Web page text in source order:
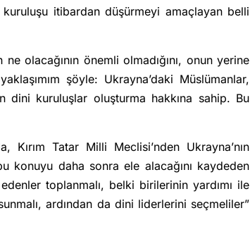
itibardan düşürmeyi amaçlayan belli
olacağının önemli olmadığını, onun yerine
şöyle: Ukrayna’daki Müslümanlar,
dini kuruluşlar oluşturma hakkına sahip. Bu
Kırım Tatar Milli Meclisi’nden Ukrayna’nın
konuyu daha sonra ele alacağını kaydeden
toplanmalı, belki birilerinin yardımı ile
ardından da dini liderlerini seçmeliler”